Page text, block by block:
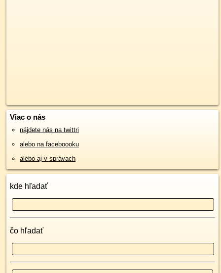
Viac o nás
nájdete nás na twittri
alebo na faceboooku
alebo aj v správach
kde hľadať
čo hľadať